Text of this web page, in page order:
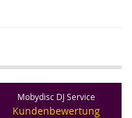
Mobydisc DJ Service
Kundenbewertung